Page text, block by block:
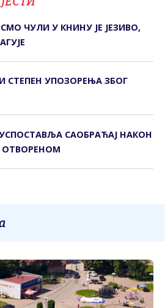
ЧУЛИ У КНИНУ ЈЕ ЈЕЗИВО,
СТЕПЕН УПОЗОРЕЊА ЗБОГ
САОБРАЋАЈ НАКОН